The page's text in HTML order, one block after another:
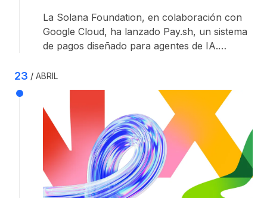
La Solana Foundation, en colaboración con
Google Cloud, ha lanzado Pay.sh, un sistema
de pagos diseñado para agentes de IA.
protocolo permite a los agentes descubrir
APIs, acceder a ellas y pagar por suusocon
stablecoins en la red de Solana.
23 ABRIL